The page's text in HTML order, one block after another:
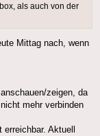
als auch von der
Mittag nach, wenn
zeigen, da
mehr verbinden
Aktuell